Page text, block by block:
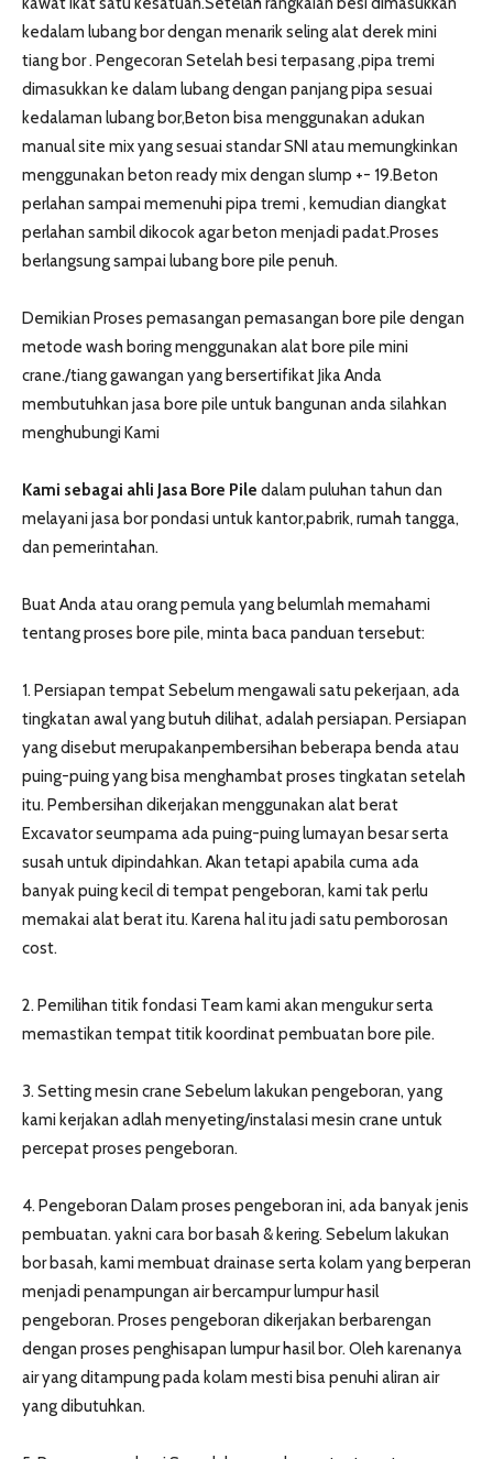
kedalam lubang bor dengan menarik seling alat derek mini
tiang bor . Pengecoran Setelah besi terpasang ,pipa tremi
dimasukkan ke dalam lubang dengan panjang pipa sesuai
kedalaman lubang bor,Beton bisa menggunakan adukan
manual site mix yang sesuai standar SNI atau memungkinkan
menggunakan beton ready mix dengan slump +- 19.Beton
perlahan sampai memenuhi pipa tremi , kemudian diangkat
perlahan sambil dikocok agar beton menjadi padat.Proses
berlangsung sampai lubang bore pile penuh.
Demikian Proses pemasangan pemasangan bore pile dengan
metode wash boring menggunakan alat bore pile mini
crane./tiang gawangan yang bersertifikat Jika Anda
membutuhkan jasa bore pile untuk bangunan anda silahkan
menghubungi Kami
Kami sebagai ahli Jasa Bore Pile dalam puluhan tahun dan
melayani jasa bor pondasi untuk kantor,pabrik, rumah tangga,
dan pemerintahan.
Buat Anda atau orang pemula yang belumlah memahami
tentang proses bore pile, minta baca panduan tersebut:
1. Persiapan tempat Sebelum mengawali satu pekerjaan, ada
tingkatan awal yang butuh dilihat, adalah persiapan. Persiapan
yang disebut merupakanpembersihan beberapa benda atau
puing-puing yang bisa menghambat proses tingkatan setelah
itu. Pembersihan dikerjakan menggunakan alat berat
Excavator seumpama ada puing-puing lumayan besar serta
susah untuk dipindahkan. Akan tetapi apabila cuma ada
banyak puing kecil di tempat pengeboran, kami tak perlu
memakai alat berat itu. Karena hal itu jadi satu pemborosan
cost.
2. Pemilihan titik fondasi Team kami akan mengukur serta
memastikan tempat titik koordinat pembuatan bore pile.
3. Setting mesin crane Sebelum lakukan pengeboran, yang
kami kerjakan adlah menyeting/instalasi mesin crane untuk
percepat proses pengeboran.
4. Pengeboran Dalam proses pengeboran ini, ada banyak jenis
pembuatan. yakni cara bor basah & kering. Sebelum lakukan
bor basah, kami membuat drainase serta kolam yang berperan
menjadi penampungan air bercampur lumpur hasil
pengeboran. Proses pengeboran dikerjakan berbarengan
dengan proses penghisapan lumpur hasil bor. Oleh karenanya
air yang ditampung pada kolam mesti bisa penuhi aliran air
yang dibutuhkan.